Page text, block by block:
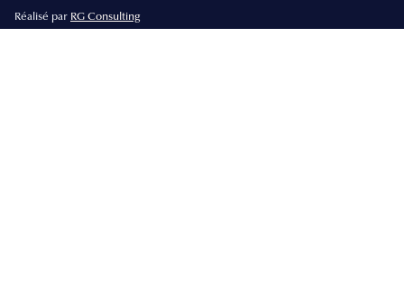
Réalisé par RG Consulting